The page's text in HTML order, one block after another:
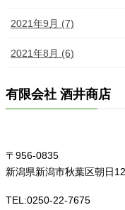
2021年9月 (7)
2021年8月 (6)
有限会社 酒井商店
〒956-0835
新潟県新潟市秋葉区朝日
TEL:0250-22-7675